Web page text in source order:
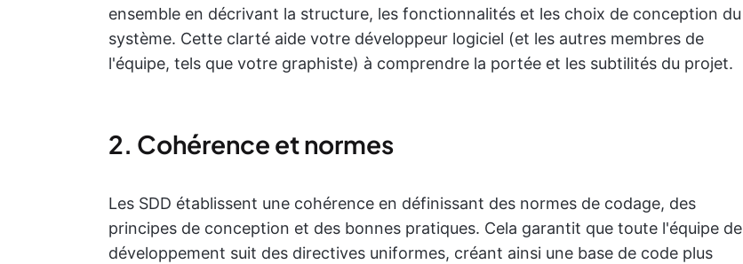
ensemble en décrivant la structure, les fonctionnalités et les choix de conception du
système. Cette clarté aide votre développeur logiciel (et les autres membres de
l'équipe, tels que votre graphiste) à comprendre la portée et les subtilités du projet.
2. Cohérence et normes
Les SDD établissent une cohérence en définissant des normes de codage, des
principes de conception et des bonnes pratiques. Cela garantit que toute l'équipe de
développement suit des directives uniformes, créant ainsi une base de code plus